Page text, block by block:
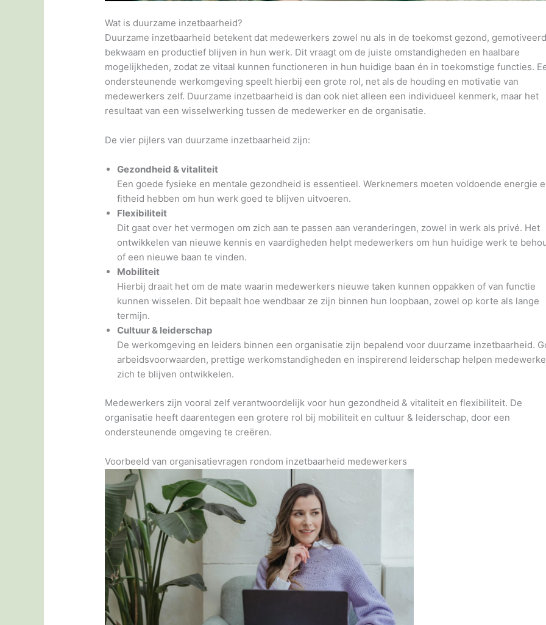
Wat is duurzame inzetbaarheid?
Duurzame inzetbaarheid betekent dat medewerkers zowel nu als in de toekomst gezond,
bekwaam en productief blijven in hun werk. Dit vraagt om de juiste omstandigheden en haalbare
mogelijkheden, zodat ze vitaal kunnen functioneren in hun huidige baan én in toekomstige functies.
ondersteunende werkomgeving speelt hierbij een grote rol, net als de houding en motivatie van
medewerkers zelf. Duurzame inzetbaarheid is dan ook niet alleen een individueel kenmerk, maar het
resultaat van een wisselwerking tussen de medewerker en de organisatie.
De vier pijlers van duurzame inzetbaarheid zijn:
Gezondheid & vitaliteit
Een goede fysieke en mentale gezondheid is essentieel. Werknemers moeten voldoende energie
fitheid hebben om hun werk goed te blijven uitvoeren.
Flexibiliteit
Dit gaat over het vermogen om zich aan te passen aan veranderingen, zowel in werk als privé. Het
ontwikkelen van nieuwe kennis en vaardigheden helpt medewerkers om hun huidige werk te
of een nieuwe baan te vinden.
Mobiliteit
Hierbij draait het om de mate waarin medewerkers nieuwe taken kunnen oppakken of van functie
kunnen wisselen. Dit bepaalt hoe wendbaar ze zijn binnen hun loopbaan, zowel op korte als lange
termijn.
Cultuur & leiderschap
De werkomgeving en leiders binnen een organisatie zijn bepalend voor duurzame inzetbaarheid.
arbeidsvoorwaarden, prettige werkomstandigheden en inspirerend leiderschap helpen
zich te blijven ontwikkelen.
Medewerkers zijn vooral zelf verantwoordelijk voor hun gezondheid & vitaliteit en flexibiliteit. De
organisatie heeft daarentegen een grotere rol bij mobiliteit en cultuur & leiderschap, door een
ondersteunende omgeving te creëren.
Voorbeeld van organisatievragen rondom inzetbaarheid medewerkers